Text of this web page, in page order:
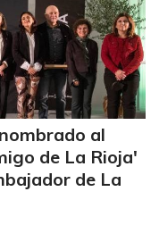
al
de La Rioja'
de La